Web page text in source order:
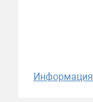
Информация